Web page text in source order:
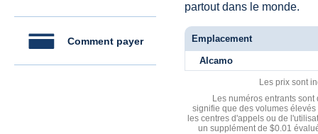
Comment payer
partout dans le monde.
Emplacement
Alcamo
Les prix sont
Les numéros entrants
signifie que des volumes
les centres d'appels ou de
un supplément de $0.01